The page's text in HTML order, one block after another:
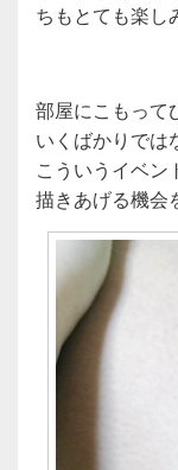
ちもとても楽し
部屋にこもって
いくばかりでは
こういうイベン
描きあげる機会